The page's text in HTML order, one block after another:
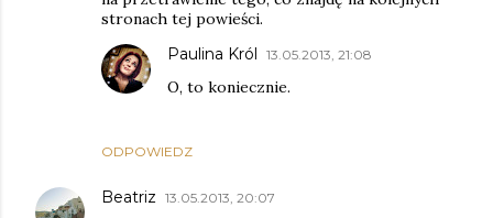
stronach tej powieści.
ODPOWIEDZ
Paulina Król 13.05.2013, 21:08
O, to koniecznie.
Beatriz 13.05.2013, 20:07